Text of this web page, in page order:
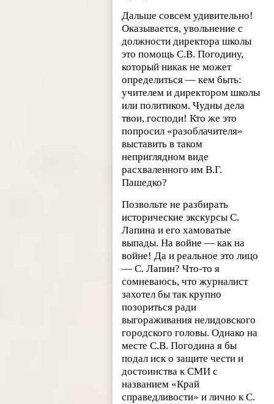
Дальше совсем удивительно!
Оказывается, увольнение с
должности директора школы
это помощь С.В. Погодину,
который никак не может
определиться — кем быть:
учителем и директором школы
или политиком. Чудны дела
твои, господи! Кто же это
попросил «разоблачителя»
выставить в таком
неприглядном виде
расхваленного им В.Г.
Пашедко?
Позвольте не разбирать
исторические экскурсы С.
Лапина и его хамоватые
выпады. На войне — как на
войне! Да и реальное это лицо
— С. Лапин? Что-то я
сомневаюсь, что журналист
захотел бы так крупно
позориться ради
выгораживания нелидовского
городского головы. Однако на
месте С.В. Погодина я бы
подал иск о защите чести и
достоинства к СМИ с
названием «Край
справедливости» и лично к С.